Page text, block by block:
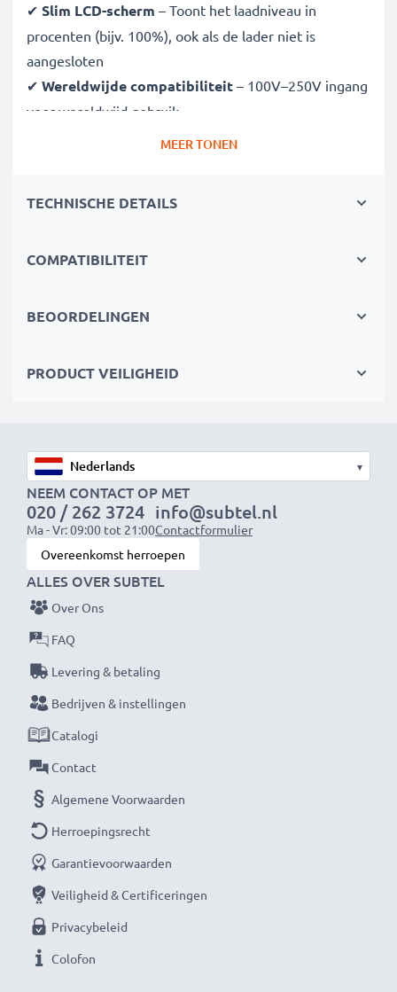
✔ Slim LCD-scherm – Toont het laadniveau in
procenten (bijv. 100%), ook als de lader niet is
aangesloten
✔ Wereldwijde compatibiliteit – 100V–250V ingang
voor wereldwijd gebruik
– Variabele spanning verlengt de
goedgekeurd met bescherming tegen overladen,
✔Compact & lichtgewicht
1x 1000mAh accu:
1x 2000mAh accu:ca. 4 uur
1x 3000mAh accu: ca. 6 uur
OPMERKING:Laad je batterijen vóór het eerste
gebruik volledig op voor optimale prestaties en
levensduur.
Mis nooit meer een moment met deze slimme,
nu met snelle levering en 3 jaar garantie!
MEER TONEN
TECHNISCHE DETAILS
COMPATIBILITEIT
BEOORDELINGEN
PRODUCT VEILIGHEID
▾
NEEM CONTACT OP MET
020 / 262 3724
Ma - Vr: 09:00 tot 21:00
info@subtel.nl
Contactformulier
Overeenkomst herroepen
ALLES OVER SUBTEL
Over Ons
FAQ
Levering & betaling
Bedrijven & instellingen
Catalogi
Contact
Algemene Voorwaarden
Herroepingsrecht
Garantievoorwaarden
Veiligheid & Certificeringen
Privacybeleid
Colofon